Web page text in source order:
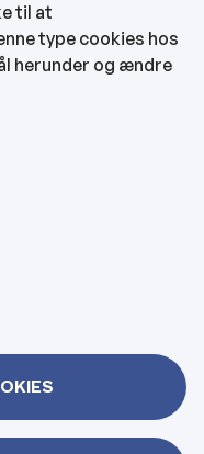
til at
type cookies hos
herunder og ændre